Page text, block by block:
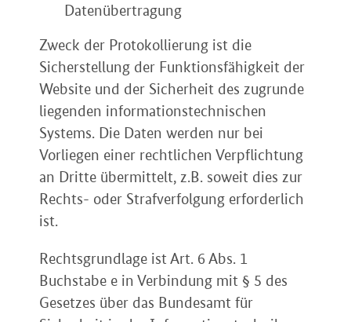
Datenübertragung
Zweck der Protokollierung ist die
Sicherstellung der Funktionsfähigkeit der
Website und der Sicherheit des zugrunde
liegenden informationstechnischen
Systems. Die Daten werden nur bei
Vorliegen einer rechtlichen Verpflichtung
an Dritte übermittelt, z.B. soweit dies zur
Rechts- oder Strafverfolgung erforderlich
ist.
Rechtsgrundlage ist Art. 6 Abs. 1
Buchstabe e in Verbindung mit § 5 des
Gesetzes über das Bundesamt für